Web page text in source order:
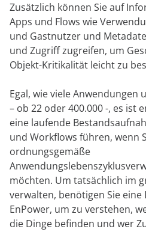
Zusätzlich können Sie auf
Apps und Flows wie
und Gastnutzer und
und Zugriff zugreifen, um
Objekt-Kritikalität leicht zu
Egal, wie viele Anwendungen
– ob 22 oder 400.000 -, es ist
eine laufende
und Workflows führen, wenn
ordnungsgemäße
möchten. Um tatsächlich im
verwalten, benötigen Sie eine
EnPower, um zu verstehen,
die Dinge befinden und wer